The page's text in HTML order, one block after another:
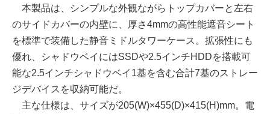
本製品は、シンプルな外観ながらトップカバーと左右
のサイドカバーの内壁に、厚さ4mmの高性能遮音シート
を標準で装備した静音ミドルタワーケース。拡張性にも
優れ、シャドウベイにはSSDや2.5インチHDDを搭載可
能な2.5インチシャドウベイ1基を含む合計7基のストレー
ジデバイスを収納可能だ。
主な仕様は、サイズが205(W)×455(D)×415(H)mm。電